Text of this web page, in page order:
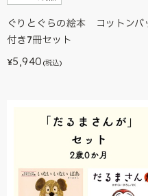
ぐりとぐらの絵本 コットンバ
付き7冊セット
¥5,940 (税込)